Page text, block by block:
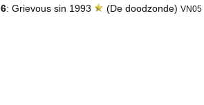
6: Grievous sin 1993 (De doodzonde)VN05